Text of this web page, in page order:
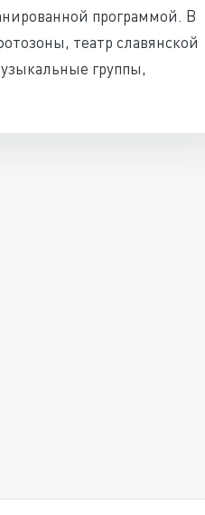
программой. В
театр славянской
группы,